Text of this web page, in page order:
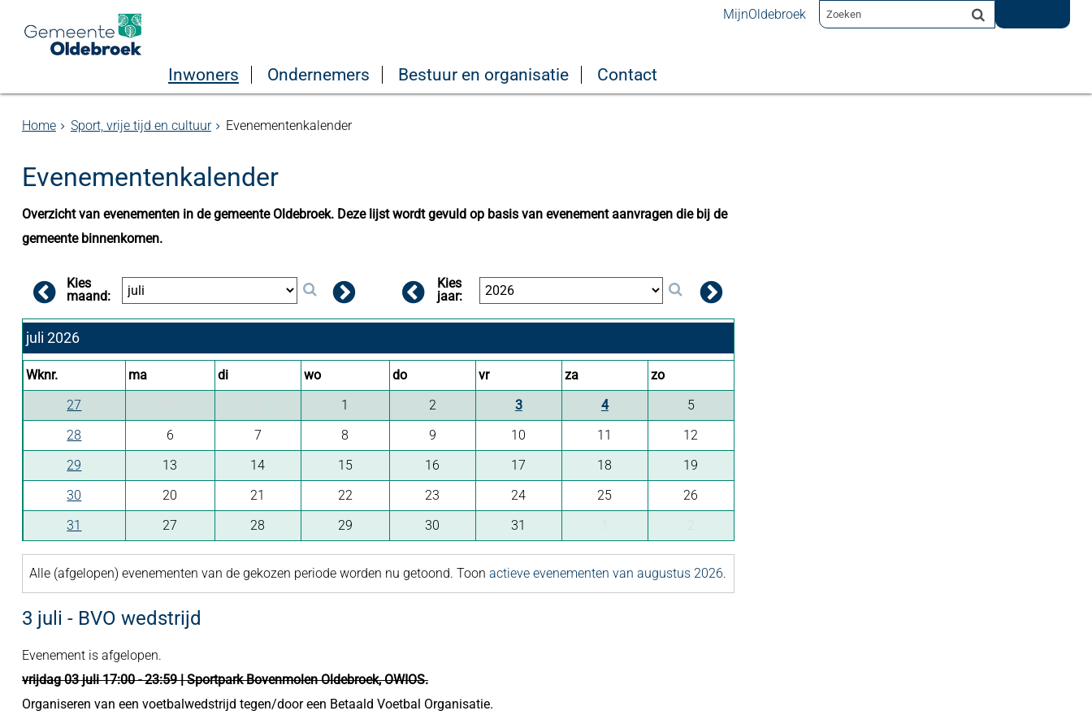
MijnOldebroek
Inwoners Ondernemers Bestuur en organisatie Contact
Home Sport, vrije tijd en cultuur Evenementenkalender
Evenementenkalender
Overzicht van evenementen in de gemeente Oldebroek. Deze lijst wordt gevuld op basis van evenement aanvragen die bij de
gemeente binnenkomen.
Kies
maand:
Kies
jaar:
juli 2026
Wknr. ma di wo do vr za
zo
27
1 2 3 4
5
28
6 7 8 9 10 11
12
29
13 14 15 16 17 18
19
30
20 21 22 23 24 25
26
31
27 28 29 30 31
Alle (afgelopen) evenementen van de gekozen periode worden nu getoond. Toon actieve evenementen van augustus 2026.
3 juli - BVO wedstrijd
Evenement is afgelopen.
vrijdag 03 juli 17:00 - 23:59 | Sportpark Bovenmolen Oldebroek, OWIOS.
Organiseren van een voetbalwedstrijd tegen/door een Betaald Voetbal Organisatie.